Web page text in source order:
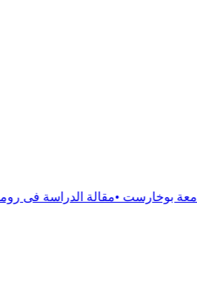
•مقالة الدراسة فى رومانيا جامعة